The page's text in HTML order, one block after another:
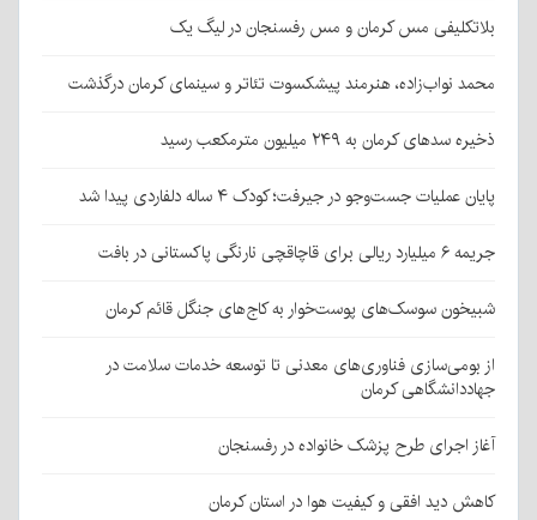
بلاتکلیفی مس کرمان و مس رفسنجان در لیگ یک
محمد نواب‌زاده، هنرمند پیشکسوت تئاتر و سینمای کرمان درگذشت
ذخیره سدهای کرمان به ۲۴۹ میلیون مترمکعب رسید
پایان عملیات جست‌وجو در جیرفت؛ کودک ۴ ساله دلفاردی پیدا شد
جریمه ۶ میلیارد ریالی برای قاچاقچی نارنگی پاکستانی در بافت
شبیخون سوسک‌های پوست‌خوار به کاج‌های جنگل قائم کرمان
از بومی‌سازی فناوری‌های معدنی تا توسعه خدمات سلامت در
جهاددانشگاهی کرمان
آغاز اجرای طرح پزشک خانواده در رفسنجان
کاهش دید افقی و کیفیت هوا در استان کرمان